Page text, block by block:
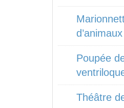
d’animaux
Poupée
Théâtre